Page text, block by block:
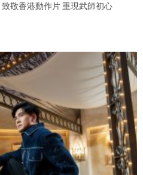
敬香港動作片 重現武師初心